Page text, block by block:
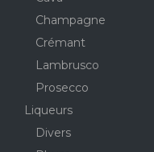
Champagne
Crémant
Lambrusco
Prosecco
Liqueurs
Divers